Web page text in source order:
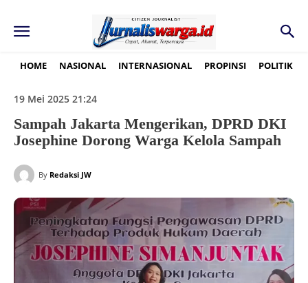
HOME NASIONAL INTERNASIONAL PROPINSI POLITIK
19 Mei 2025 21:24
Sampah Jakarta Mengerikan, DPRD DKI
Josephine Dorong Warga Kelola Sampah
By Redaksi JW